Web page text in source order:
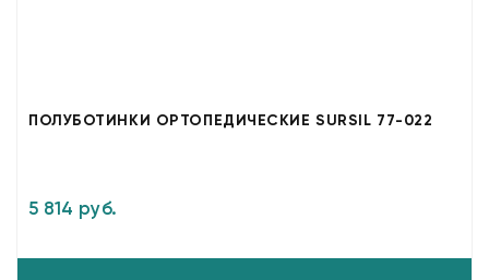
ПОЛУБОТИНКИ ОРТОПЕДИЧЕСКИЕ SURSIL 77-022
5 814 руб.